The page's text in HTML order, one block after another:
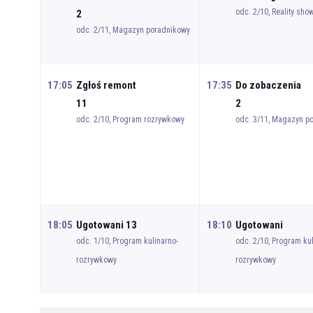
2
odc. 2/11, Magazyn poradnikowy
odc. 2/10, Reality
17:05 Zgłoś remont
11
odc. 2/10, Program rozrywkowy
17:35 Do zobaczenia
2
odc. 3/11, Magazyn
18:05 Ugotowani 13
odc. 1/10, Program kulinarno-
rozrywkowy
18:10 Ugotowani
odc. 2/10, Program
rozrywkowy